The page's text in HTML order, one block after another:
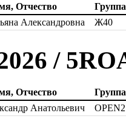
Отчество Группа
Александровна Ж40
/
Отчество Группа
Анатольевич OPEN2